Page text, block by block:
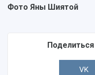
Фото Яны Шиятой
VK